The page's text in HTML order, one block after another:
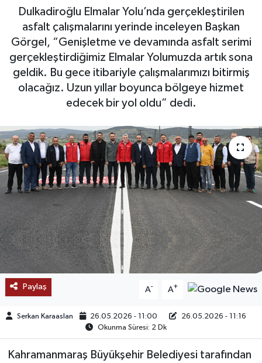
Dulkadiroğlu Elmalar Yolu’nda gerçekleştirilen
asfalt çalışmalarını yerinde inceleyen Başkan
Görgel, “Genişletme ve devamında asfalt serimi
gerçekleştirdiğimiz Elmalar Yolumuzda artık sona
geldik. Bu gece itibariyle çalışmalarımızı bitirmiş
olacağız. Uzun yıllar boyunca bölgeye hizmet
edecek bir yol oldu” dedi.
Paylaş A- A+
Serkan Karaaslan 26.05.2026 - 11:00
26.05.2026 - 11:16
Okunma Süresi: 2 Dk
Kahramanmaraş Büyükşehir Belediyesi tarafından
EKONOMİ
GÜNDEM
MAGAZİN
SAĞLIK
EĞİTİM
BÖLGE
KEŞFET
POPÜLER
DÜNYA
TREND
Tüm Manşetler
Son Dakika Haberleri
Haber Arşivi